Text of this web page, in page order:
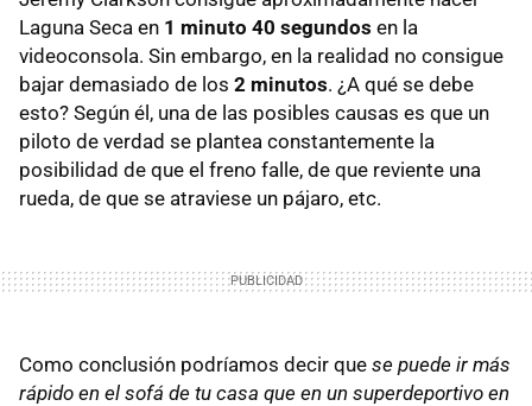
Laguna Seca en 1 minuto 40 segundos en la
videoconsola. Sin embargo, en la realidad no consigue
bajar demasiado de los 2 minutos. ¿A qué se debe
esto? Según él, una de las posibles causas es que un
piloto de verdad se plantea constantemente la
posibilidad de que el freno falle, de que reviente una
rueda, de que se atraviese un pájaro, etc.
Como conclusión podríamos decir que se puede ir más
rápido en el sofá de tu casa que en un superdeportivo en